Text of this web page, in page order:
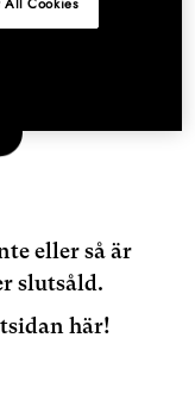
eller så är
slutsåld.
här!